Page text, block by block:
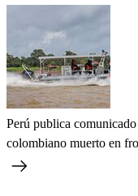
Perú publica
colombiano muerto en